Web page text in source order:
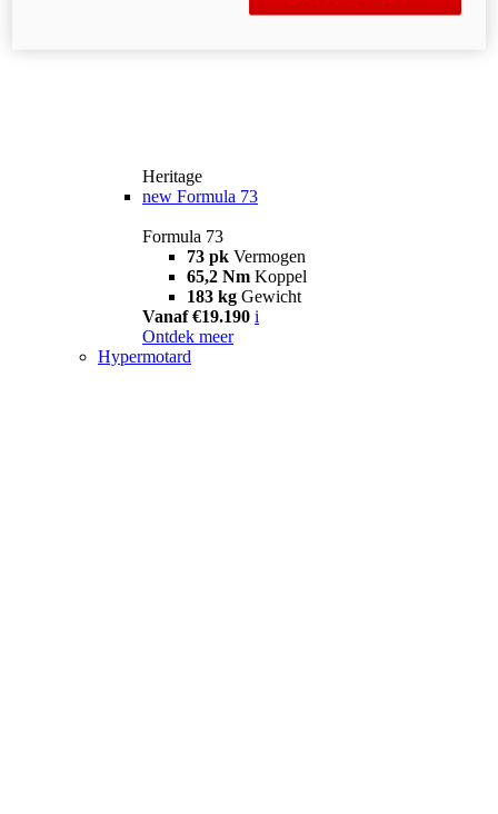
Heritage
new Formula 73
Formula 73
73 pk Vermogen
65,2 Nm Koppel
183 kg Gewicht
Vanaf €19.190 i
Ontdek meer
Hypermotard